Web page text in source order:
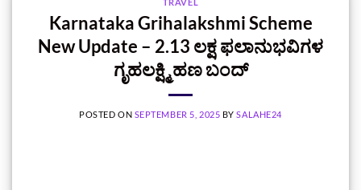
Karnataka Grihalakshmi Scheme
New Update – 2.13 ಲಕ್ಷ ಫಲಾನುಭವಿಗಳ
ಗೃಹಲಕ್ಷ್ಮಿ ಹಣ ಬಂದ್
POSTED ON SEPTEMBER 5, 2025 BYSALAHE24